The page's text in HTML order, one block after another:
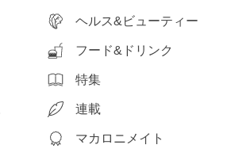
ヘルス&ビューティー
フード&ドリンク
特集
連載
マカロニメイト